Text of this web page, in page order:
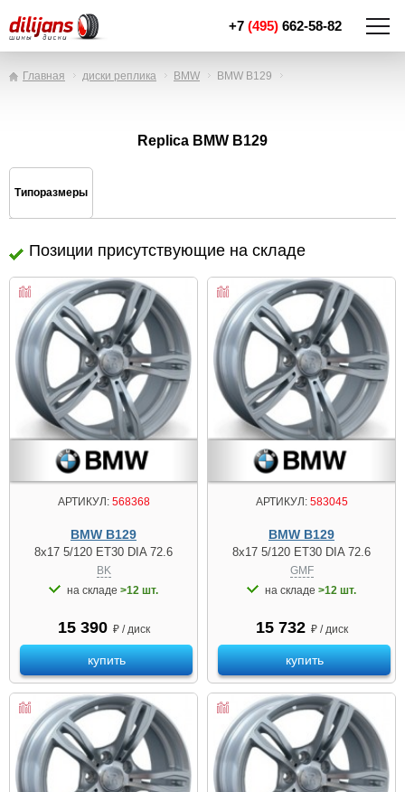
+7 (495) 662-58-82
Главная диски реплика BMW BMW B129
Replica BMW B129
Типоразмеры
Позиции присутствующие на складе
АРТИКУЛ:568368
BMW B129
8x17 5/120 ET30 DIA 72.6
BK
на складе >12 шт.
15 390 ₽ / диск
купить
АРТИКУЛ:583045
BMW B129
8x17 5/120 ET30 DIA 72.6
GMF
на складе >12 шт.
15 732 ₽ / диск
купить